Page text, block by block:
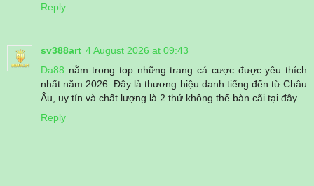
Reply
sv388art 4 August 2026 at 09:43
Da88 nằm trong top những trang cá cược được yêu thích
nhất năm 2026. Đây là thương hiệu danh tiếng đến từ Châu
Âu, uy tín và chất lượng là 2 thứ không thể bàn cãi tại đây.
Reply